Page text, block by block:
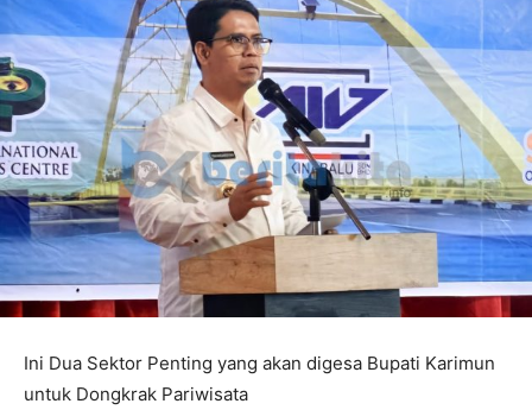
Ini Dua Sektor Penting yang akan digesa Bupati Karimun
untuk Dongkrak Pariwisata